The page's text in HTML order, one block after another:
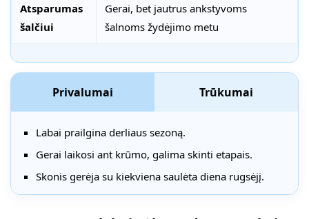
Atsparumas
šalčiui
Gerai, bet jautrus ankstyvoms
šalnoms žydėjimo metu
Privalumai Trūkumai
Labai prailgina derliaus sezoną.
Gerai laikosi ant krūmo, galima skinti etapais.
Skonis gerėja su kiekviena saulėta diena rugsėjį.